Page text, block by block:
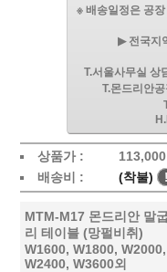
※ 배송일정은 공
▶ 전국지
T.서울사무실 상
T.몬드리안
상품가 : 113,000
배송비 :
(착불) !
MTM-M17 몬드리안 말
리 테이블 (망펄비취)
W1600, W1800, W2000,
W2400, W3600외